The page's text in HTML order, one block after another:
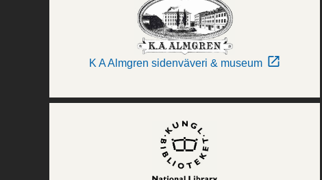
K A Almgren sidenväveri & museum